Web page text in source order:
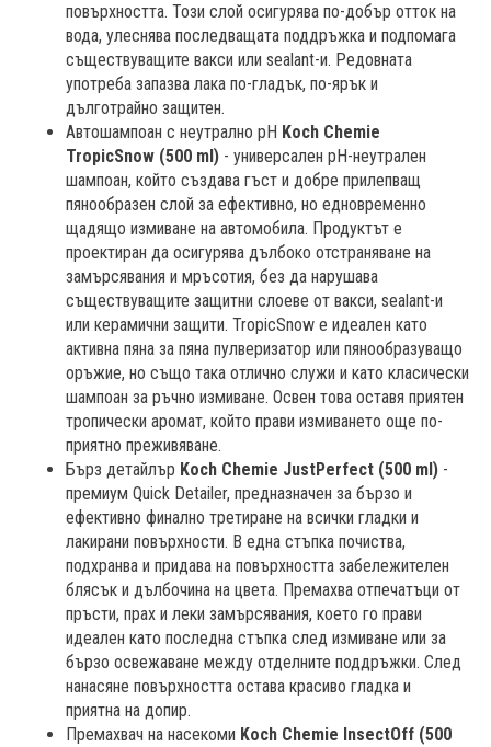
повърхността. Този слой осигурява по-добър отток на
вода, улеснява последващата поддръжка и подпомага
съществуващите вакси или sealant-и. Редовната
употреба запазва лака по-гладък, по-ярък и
дълготрайно защитен.
Автошампоан с неутрално pH Koch Chemie
TropicSnow (500 ml) - универсален pH-неутрален
шампоан, който създава гъст и добре прилепващ
пянообразен слой за ефективно, но едновременно
щадящо измиване на автомобила. Продуктът е
проектиран да осигурява дълбоко отстраняване на
замърсявания и мръсотия, без да нарушава
съществуващите защитни слоеве от вакси, sealant-и
или керамични защити. TropicSnow е идеален като
активна пяна за пяна пулверизатор или пянообразуващо
оръжие, но също така отлично служи и като класически
шампоан за ръчно измиване. Освен това оставя приятен
тропически аромат, който прави измиването още по-
приятно преживяване.
Бърз детайлър Koch Chemie JustPerfect (500 ml) -
премиум Quick Detailer, предназначен за бързо и
ефективно финално третиране на всички гладки и
лакирани повърхности. В една стъпка почиства,
подхранва и придава на повърхността забележителен
блясък и дълбочина на цвета. Премахва отпечатъци от
пръсти, прах и леки замърсявания, което го прави
идеален като последна стъпка след измиване или за
бързо освежаване между отделните поддръжки. След
нанасяне повърхността остава красиво гладка и
приятна на допир.
Премахвач на насекоми Koch Chemie InsectOff (500